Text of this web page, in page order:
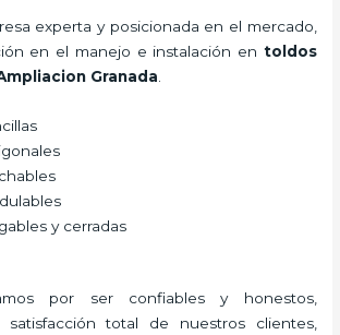
experta y posicionada en el mercado,
en el manejo e instalación en toldos
Granada
y cerradas
por ser confiables y honestos,
total de nuestros clientes,